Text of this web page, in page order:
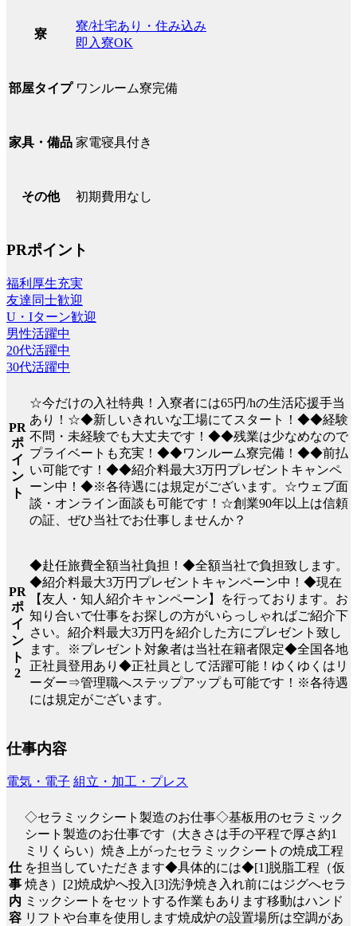
寮
寮/社宅あり・住み込み
即入寮OK
部屋タイプ ワンルーム寮完備
家具・備品 家電寝具付き
その他 初期費用なし
PRポイント
福利厚生充実
友達同士歓迎
U・Iターン歓迎
男性活躍中
20代活躍中
30代活躍中
PR
ポ
イ
ン
ト
☆今だけの入社特典！入寮者には65円/hの生活応援手当
あり！☆◆新しいきれいな工場にてスタート！◆◆経験
不問・未経験でも大丈夫です！◆◆残業は少なめなので
プライベートも充実！◆◆ワンルーム寮完備！◆◆前払
い可能です！◆◆紹介料最大3万円プレゼントキャンペ
ーン中！◆※各待遇には規定がございます。☆ウェブ面
談・オンライン面談も可能です！☆創業90年以上は信頼
の証、ぜひ当社でお仕事しませんか？
PR
ポ
イ
ン
ト
2
◆赴任旅費全額当社負担！◆全額当社で負担致します。
◆紹介料最大3万円プレゼントキャンペーン中！◆現在
【友人・知人紹介キャンペーン】を行っております。お
知り合いで仕事をお探しの方がいらっしゃればご紹介下
さい。紹介料最大3万円を紹介した方にプレゼント致し
ます。※プレゼント対象者は当社在籍者限定◆全国各地
正社員登用あり◆正社員として活躍可能！ゆくゆくはリ
ーダー⇒管理職へステップアップも可能です！※各待遇
には規定がございます。
仕事内容
電気・電子 組立・加工・プレス
仕
事
内
容
◇セラミックシート製造のお仕事◇基板用のセラミック
シート製造のお仕事です（大きさは手の平程で厚さ約1
ミリくらい）焼き上がったセラミックシートの焼成工程
を担当していただきます◆具体的には◆[1]脱脂工程（仮
焼き）[2]焼成炉へ投入[3]洗浄焼き入れ前にはジグへセラ
ミックシートをセットする作業もあります移動はハンド
リフトや台車を使用します焼成炉の設置場所は空調があ